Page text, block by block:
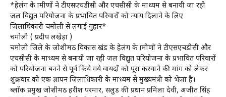
*हेलंग के ग्रामीणों ने टीएसएचडीसी और एचसीसी के माध्यम से बनायी जा रही
जल विद्युत परियोजना के प्रभावित परिवारों को न्याय दिलाने के लिए
जिलाधिकारी चमोली से लगाई गुहार*
चमोली ( प्रदीप लखेड़ा )
चमोली जिले के जोशीमठ विकास खंड के हेलंग के ग्रामीणों ने टीएसएचडीसी और
एचसीसी के माध्यम से बनायी जा रही जल विद्युत परियोजना के प्रभावित परिवारों
को परियोजना बनने से पूर्व किये गये वायदों को पूरा करवाने की मांग को लेकर
शुक्रवार को एक ज्ञापन जिलाधिकारी के माध्यम से मुख्यमंत्री को भेजा है।
ब्लाॅक प्रमुख जोशीमठ हरीश परमार, सलुड की प्रधान प्रमिला देवी, अजीत सिंह